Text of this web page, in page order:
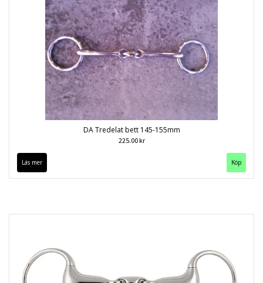
DA Tredelat bett 145-155mm
225.00 kr
Läs mer Köp